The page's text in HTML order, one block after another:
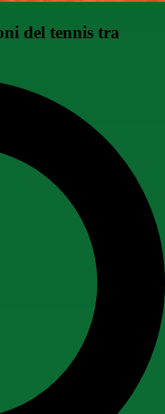
del tennis tra